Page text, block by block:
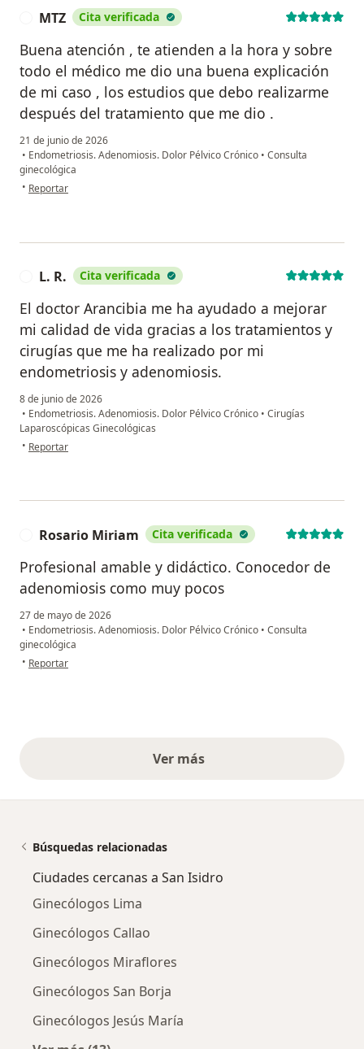
MTZ Cita verificada
Buena atención , te atienden a la hora y sobre
todo el médico me dio una buena explicación
de mi caso , los estudios que debo realizarme
después del tratamiento que me dio .
21 de junio de 2026
• Endometriosis. Adenomiosis. Dolor Pélvico Crónico • Consulta
ginecológica
• en opinión del usuario MTZ
Reportar
L. R. Cita verificada
El doctor Arancibia me ha ayudado a mejorar
mi calidad de vida gracias a los tratamientos y
cirugías que me ha realizado por mi
endometriosis y adenomiosis.
8 de junio de 2026
• Endometriosis. Adenomiosis. Dolor Pélvico Crónico • Cirugías
Laparoscópicas Ginecológicas
• en opinión del usuario L. R.
Reportar
Rosario Miriam Cita verificada
Profesional amable y didáctico. Conocedor de
adenomiosis como muy pocos
27 de mayo de 2026
• Endometriosis. Adenomiosis. Dolor Pélvico Crónico • Consulta
ginecológica
• en opinión del usuario Rosario Miriam
Reportar
Ver másopiniones anteriores
Búsquedas relacionadas
Ciudades cercanas a San Isidro
Ginecólogos Lima
Ginecólogos Callao
Ginecólogos Miraflores
Ginecólogos San Borja
Ginecólogos Jesús María